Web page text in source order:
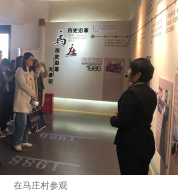
在马庄村参观